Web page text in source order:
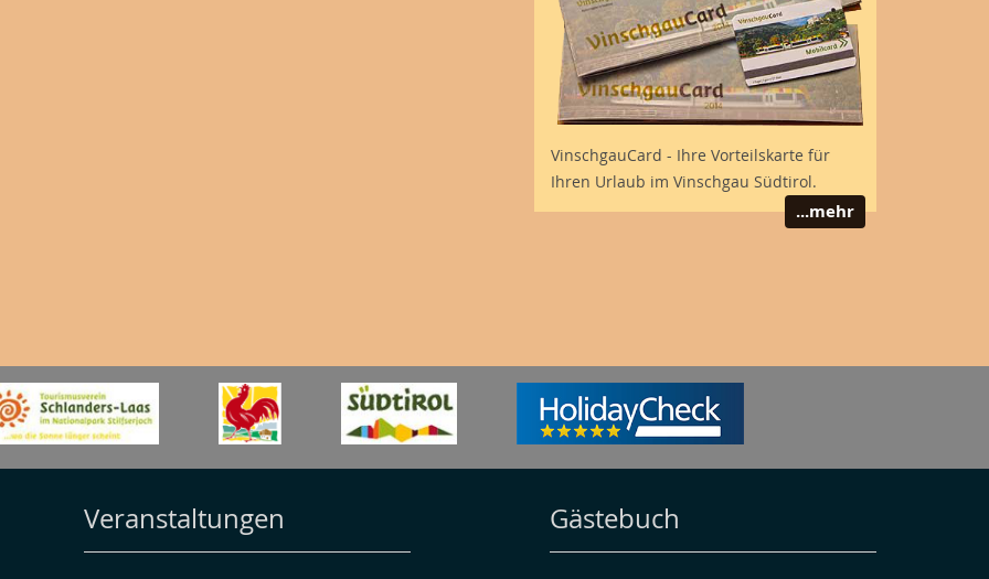
VinschgauCard - Ihre Vorteilskarte für
Ihren Urlaub im Vinschgau Südtirol.
...mehr
Veranstaltungen Gästebuch